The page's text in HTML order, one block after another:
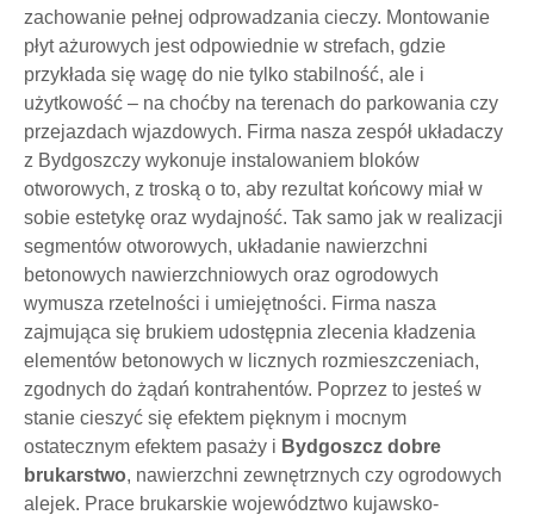
zachowanie pełnej odprowadzania cieczy. Montowanie
płyt ażurowych jest odpowiednie w strefach, gdzie
przykłada się wagę do nie tylko stabilność, ale i
użytkowość – na choćby na terenach do parkowania czy
przejazdach wjazdowych. Firma nasza zespół układaczy
z Bydgoszczy wykonuje instalowaniem bloków
otworowych, z troską o to, aby rezultat końcowy miał w
sobie estetykę oraz wydajność. Tak samo jak w realizacji
segmentów otworowych, układanie nawierzchni
betonowych nawierzchniowych oraz ogrodowych
wymusza rzetelności i umiejętności. Firma nasza
zajmująca się brukiem udostępnia zlecenia kładzenia
elementów betonowych w licznych rozmieszczeniach,
zgodnych do żądań kontrahentów. Poprzez to jesteś w
stanie cieszyć się efektem pięknym i mocnym
ostatecznym efektem pasaży i Bydgoszcz dobre
brukarstwo, nawierzchni zewnętrznych czy ogrodowych
alejek. Prace brukarskie województwo kujawsko-